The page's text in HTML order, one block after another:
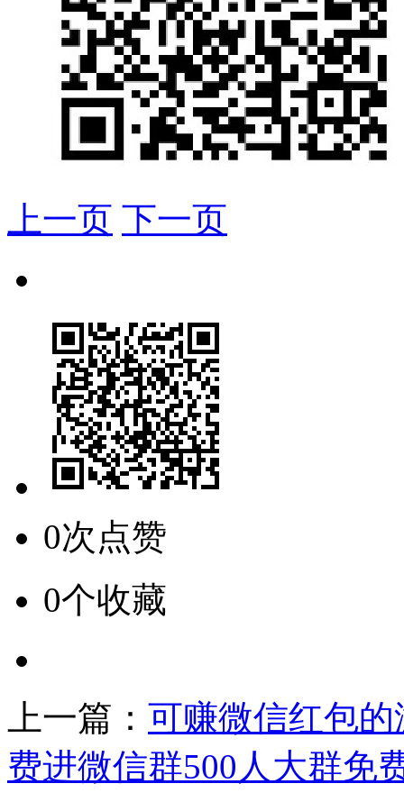
上一页 下一页
0次点赞
0个收藏
上一篇： 可赚微信红包的
费进微信群500人大群免